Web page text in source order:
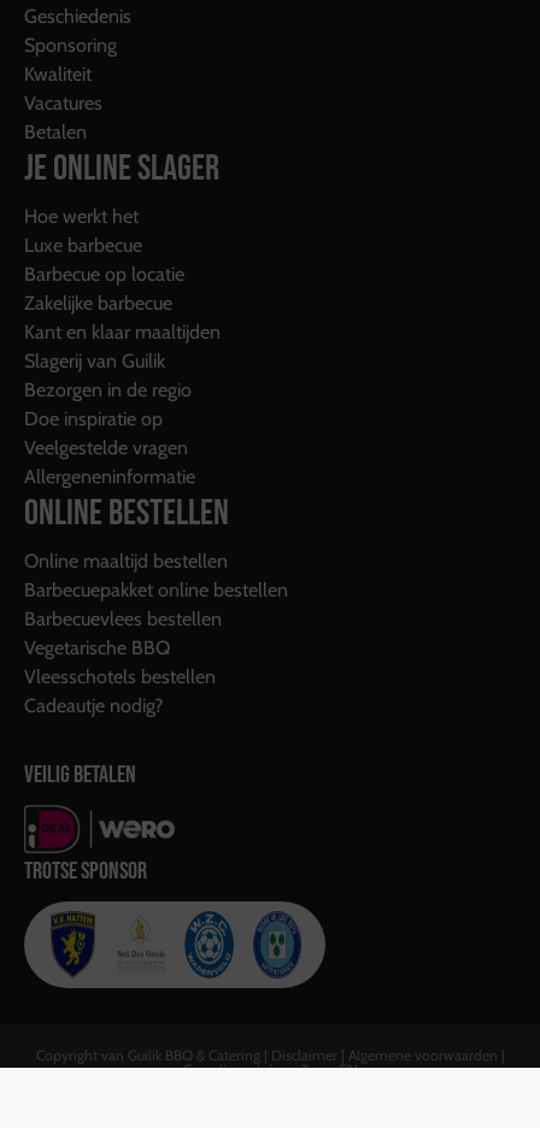
Geschiedenis
Sponsoring
Kwaliteit
Vacatures
Betalen
JE ONLINE SLAGER
Hoe werkt het
Luxe barbecue
Barbecue op locatie
Zakelijke barbecue
Kant en klaar maaltijden
Slagerij van Guilik
Bezorgen in de regio
Doe inspiratie op
Veelgestelde vragen
Allergeneninformatie
ONLINE BESTELLEN
Online maaltijd bestellen
Barbecuepakket online bestellen
Barbecuevlees bestellen
Vegetarische BBQ
Vleesschotels bestellen
Cadeautje nodig?
VEILIG BETALEN
TROTSE SPONSOR
Copyright van Guilik BBQ & Catering | Disclaimer| Algemene voorwaarden |
Gerealiseerd door:Team F&J